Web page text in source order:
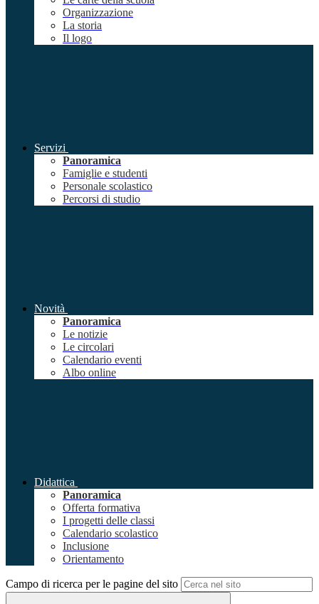
Organizzazione
La storia
Il logo
Servizi
Panoramica
Famiglie e studenti
Personale scolastico
Percorsi di studio
Novità
Panoramica
Le notizie
Le circolari
Calendario eventi
Albo online
Didattica
Panoramica
Offerta formativa
I progetti delle classi
Calendario scolastico
Inclusione
Orientamento
Campo di ricerca per le pagine del sito